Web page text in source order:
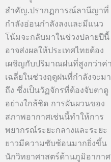
สำคัญ.ปรากฏการณ์ลานีญาที่
กำลังอ่อนกำลังลงและมีแนว
โน้มจะกลับมาในช่วงปลายปีนี้
อาจส่งผลให้ประเทศไทยต้อง
เผชิญกับปริมาณฝนที่สูงกว่าค่า
เฉลี่ยในช่วงฤดูฝนที่กำลังจะมา
ถึง ซึ่งเป็นวัฏจักรที่ต้องจับตาดู
อย่างใกล้ชิด การผันผวนของ
สภาพอากาศเช่นนี้ทำให้การ
พยากรณ์ระยะกลางและระยะ
ยาวมีความซับซ้อนมากยิ่งขึ้น
นักวิทยาศาสตร์ด้านภูมิอากาศ